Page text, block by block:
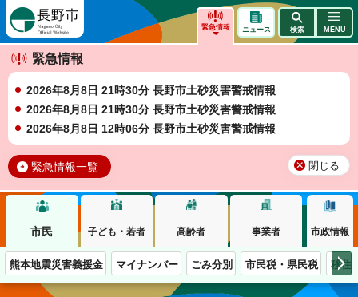
緊急情報
緊急情報
2026年8月8日 21時30分 長野市土砂災害警戒情報
2026年8月8日 21時30分 長野市土砂災害警戒情報
2026年8月8日 12時06分 長野市土砂災害警戒情報
緊急情報一覧 閉じる
ニュース 検索 MENU
市民 子ども・若者 高齢者 事業者 市政情報
熊本地震災害義援金 マイナンバー ごみ分別 市民税・県民税 移住
この街で、わたしらしく生きる。長野市